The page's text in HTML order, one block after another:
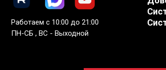
Работаем с 10:00 до 21:00
ПН-СБ , ВС - Выходной